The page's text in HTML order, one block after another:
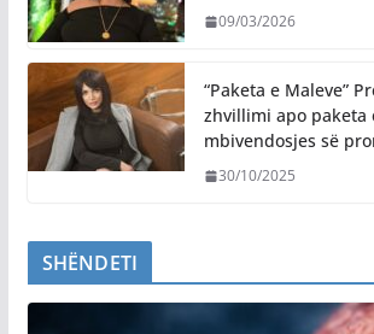
09/03/2026
“Paketa e Maleve”
zhvillimi apo paketa
mbivendosjes së
30/10/2025
SHËNDETI